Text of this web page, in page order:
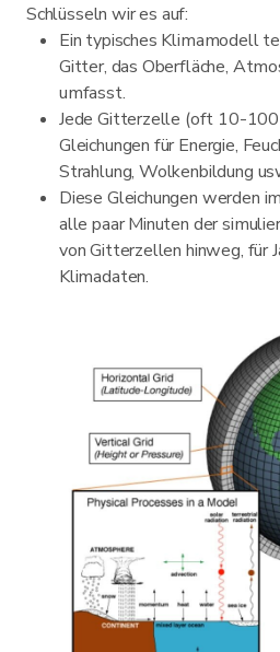
Schlüsseln wir es auf:
Ein typisches Klimamodell
Gitter, das Oberfläche,
umfasst.
Jede Gitterzelle (oft 10-
Gleichungen für Energie,
Strahlung, Wolkenbildung
Diese Gleichungen werden
alle paar Minuten der
von Gitterzellen hinweg, für
Klimadaten.